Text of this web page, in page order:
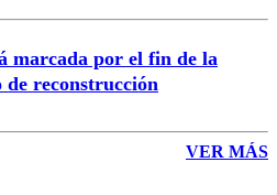
marcada por el fin de la
reconstrucción
VER MÁS